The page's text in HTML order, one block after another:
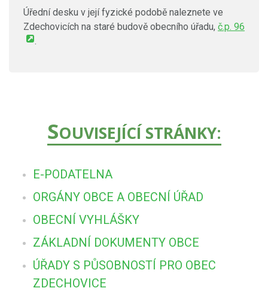
Úřední desku v její fyzické podobě naleznete ve
Zdechovicích na staré budově obecního úřadu, č.p. 96
.
SOUVISEJÍCÍ STRÁNKY:
E-PODATELNA
ORGÁNY OBCE A OBECNÍ ÚŘAD
OBECNÍ VYHLÁŠKY
ZÁKLADNÍ DOKUMENTY OBCE
ÚŘADY S PŮSOBNOSTÍ PRO OBEC
ZDECHOVICE